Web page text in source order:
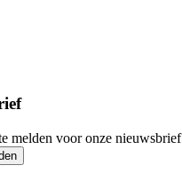
melden voor onze nieuwsbrief